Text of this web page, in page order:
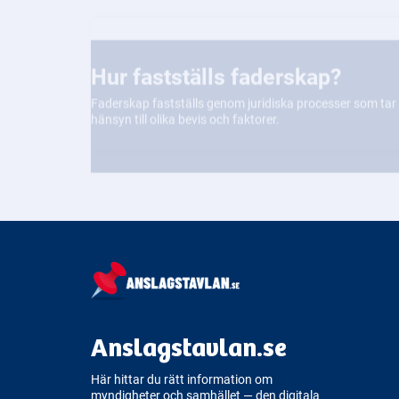
hänsyn till olika bevis och faktorer.
Anslagstavlan.se
Här hittar du rätt information om
myndigheter och samhället — den digitala